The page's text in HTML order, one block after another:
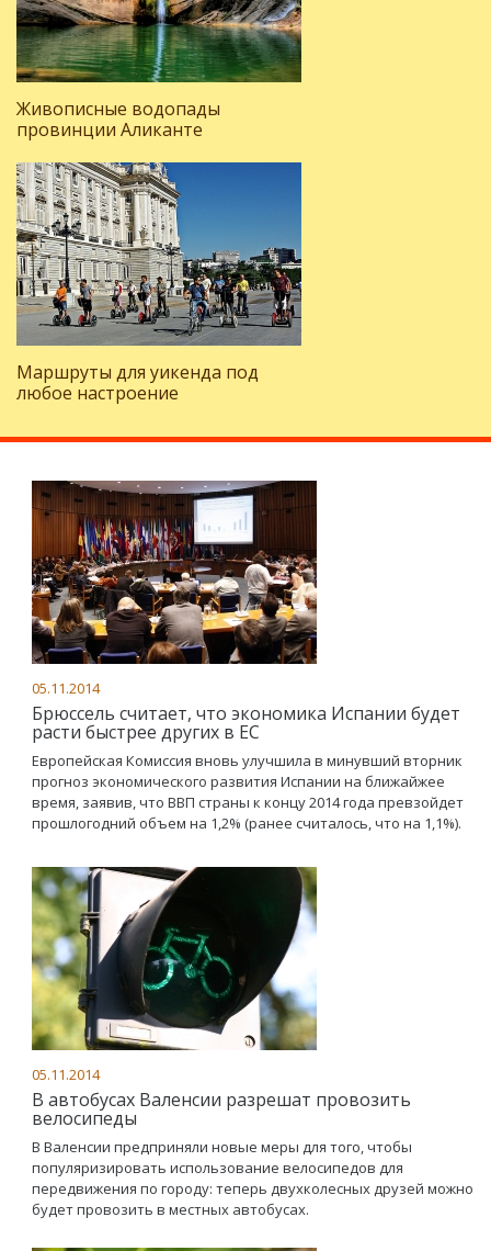
Живописные водопады
провинции Аликанте
Маршруты для уикенда под
любое настроение
05.11.2014
Брюссель считает, что экономика Испании будет
расти быстрее других в ЕС
Европейская Комиссия вновь улучшила в минувший вторник
прогноз экономического развития Испании на ближайжее
время, заявив, что ВВП страны к концу 2014 года превзойдет
прошлогодний объем на 1,2% (ранее считалось, что на 1,1%).
05.11.2014
В автобусах Валенсии разрешат провозить
велосипеды
В Валенсии предприняли новые меры для того, чтобы
популяризировать использование велосипедов для
передвижения по городу: теперь двухколесных друзей можно
будет провозить в местных автобусах.